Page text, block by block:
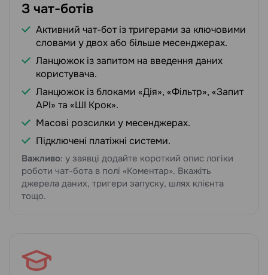
З чат-ботів
Активний чат-бот із тригерами за ключовими
словами у двох або більше месенджерах.
Ланцюжок із запитом на введення даних
користувача.
Ланцюжок із блоками «Дія», «Фільтр», «Запит
API» та «ШІ Крок».
Масові розсилки у месенджерах.
Підключені платіжні системи.
Важливо: у заявці додайте короткий опис логіки
роботи чат-бота в полі «Коментар». Вкажіть
джерела даних, тригери запуску, шлях клієнта
тощо.